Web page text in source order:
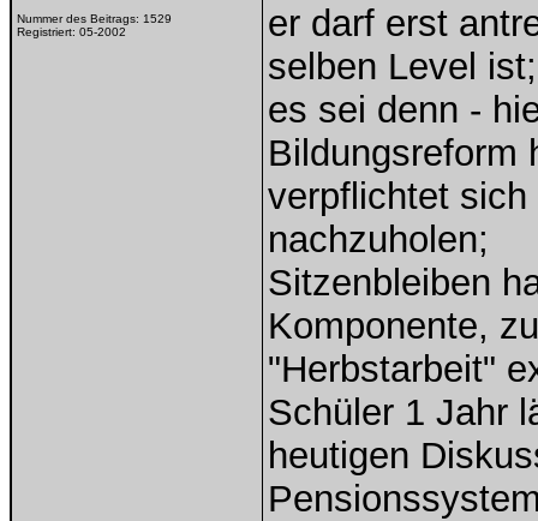
Nummer des Beitrags: 1529
Registriert: 05-2002
er darf erst
selben Level ist;
es sei denn -
Bildungsreform
verpflichtet
nachzuholen;
Sitzenbleiben
Komponente,
"Herbstarbeit"
Schüler 1 Jahr
heutigen